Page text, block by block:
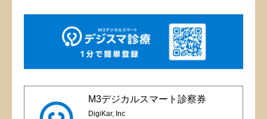
M3デジカルスマート診察券
DigiKar, Inc